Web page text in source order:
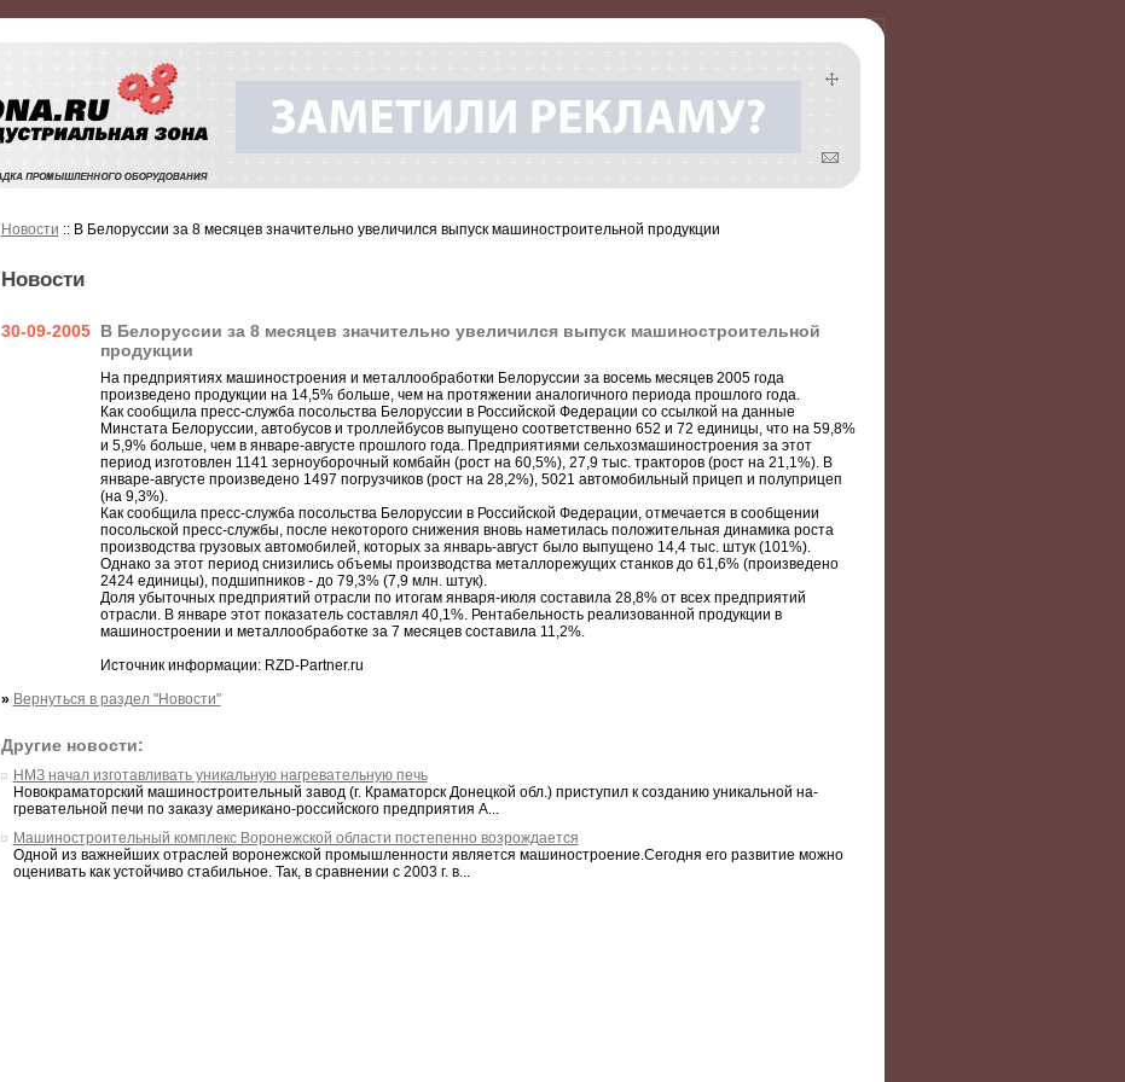
Новости :: В Белоруссии за 8 месяцев значительно увеличился выпуск машиностроительной продукции
Новости
30-09-2005 В Белоруссии за 8 месяцев значительно увеличился выпуск машиностроительной
продукции
На предприятиях машиностроения и металлообработки Белоруссии за восемь месяцев 2005 года
произведено продукции на 14,5% больше, чем на протяжении аналогичного периода прошлого года.
Как сообщила пресс-служба посольства Белоруссии в Российской Федерации со ссылкой на данные
Минстата Белоруссии, автобусов и троллейбусов выпущено соответственно 652 и 72 единицы, что на 59,8%
и 5,9% больше, чем в январе-августе прошлого года. Предприятиями сельхозмашиностроения за этот
период изготовлен 1141 зерноуборочный комбайн (рост на 60,5%), 27,9 тыс. тракторов (рост на 21,1%). В
январе-августе произведено 1497 погрузчиков (рост на 28,2%), 5021 автомобильный прицеп и полуприцеп
(на 9,3%).
Как сообщила пресс-служба посольства Белоруссии в Российской Федерации, отмечается в сообщении
посольской пресс-службы, после некоторого снижения вновь наметилась положительная динамика роста
производства грузовых автомобилей, которых за январь-август было выпущено 14,4 тыс. штук (101%).
Однако за этот период снизились объемы производства металлорежущих станков до 61,6% (произведено
2424 единицы), подшипников - до 79,3% (7,9 млн. штук).
Доля убыточных предприятий отрасли по итогам января-июля составила 28,8% от всех предприятий
отрасли. В январе этот показатель составлял 40,1%. Рентабельность реализованной продукции в
машиностроении и металлообработке за 7 месяцев составила 11,2%.
Источник информации: RZD-Partner.ru
» Вернуться в раздел "Новости"
Другие новости:
НМЗ начал изготавливать уникальную нагревательную печь
Новокраматорский машиностроительный завод (г. Краматорск Донецкой обл.) приступил к созданию уникальной на-
гревательной печи по заказу американо-российского предприятия А...
Машиностроительный комплекс Воронежской области постепенно возрождается
Одной из важнейших отраслей воронежской промышленности является машиностроение.Сегодня его развитие можно
оценивать как устойчиво стабильное. Так, в сравнении с 2003 г. в...